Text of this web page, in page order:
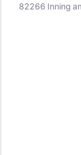
82266 Inning